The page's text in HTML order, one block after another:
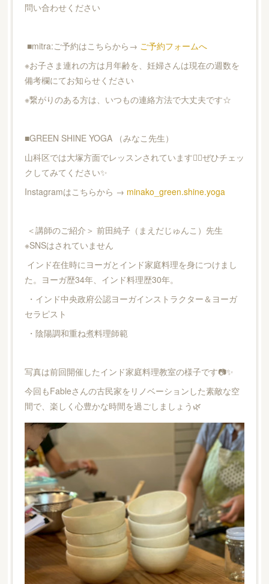
問い合わせください
■mitra:ご予約はこちらから→ ご予約フォームへ
※お子さま連れの方は月年齢を、妊婦さんは現在の週数を
備考欄にてお知らせください
※繋がりのある方は、いつもの連絡方法で大丈夫です☆
■GREEN SHINE YOGA （みなこ先生）
山科区では大塚方面でレッスンされています🧘‍♀️ぜひチェッ
クしてみてください✨
Instagramはこちらから → minako_green.shine.yoga
＜講師のご紹介＞ 前田純子（まえだじゅんこ）先生
※SNSはされていません
インド在住時にヨーガとインド家庭料理を身につけまし
た。ヨーガ歴34年、インド料理歴30年。
・インド中央政府公認ヨーガインストラクター＆ヨーガ
セラピスト
・陰陽調和重ね煮料理師範
写真は前回開催したインド家庭料理教室の様子です📷✨
今回もFableさんの古民家をリノベーションした素敵な空
間で、楽しく心豊かな時間を過ごしましょう🌿